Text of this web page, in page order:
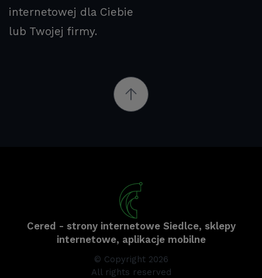
internetowej dla Ciebie
lub Twojej firmy.
Cered - strony internetowe Siedlce, sklepy
internetowe, aplikacje mobilne
© Copyright 2026
All rights reserved